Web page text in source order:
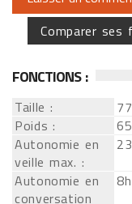
Comparer
FONCTIONS :
Taille :
Poids :
Autonomie en
veille max. :
Autonomie en
conversation
8h